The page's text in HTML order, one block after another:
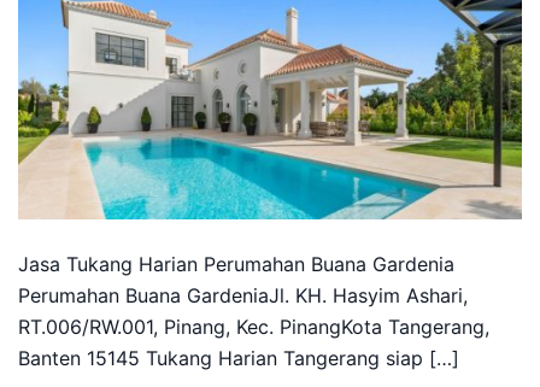
Jasa Tukang Harian Perumahan Buana Gardenia
Perumahan Buana GardeniaJl. KH. Hasyim Ashari,
RT.006/RW.001, Pinang, Kec. PinangKota Tangerang,
Banten 15145 Tukang Harian Tangerang siap […]